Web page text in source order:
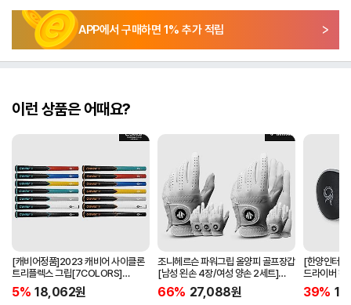
APP에서 구매하면 1% 추가 적립
이런 상품은 어때요?
[캐비어정품]2023 캐비어 사이클론
트리플렉스 그립[7COLORS]
[라운드][39g/42g/46g/50g]
[R/S 토크]
5% 18,062원
조니헤르슨 파워그립 올양피 골프장갑
[남성 왼손 4장/여성 양손 2세트]
[화이트][케이스포함]
66% 27,088원
[한양인터
드라이버 헤
[HD-302]
39%